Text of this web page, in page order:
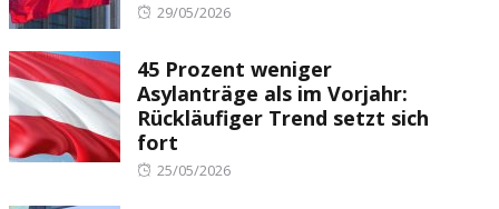
Posted
29/05/2026
45 Prozent weniger
Asylanträge als im Vorjahr:
Rückläufiger Trend setzt sich
fort
Posted
25/05/2026